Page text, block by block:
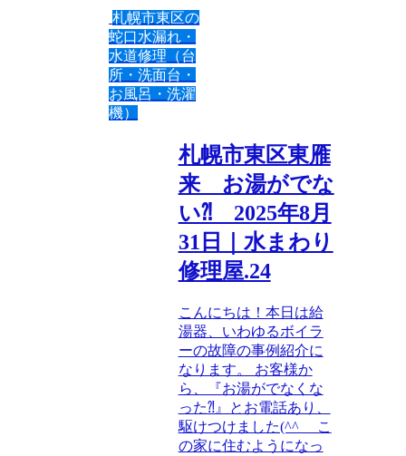
札幌市東区の
蛇口水漏れ・
水道修理（台
所・洗面台・
お風呂・洗濯
機）
札幌市東区東雁
来 お湯がでな
い⁈ 2025年8月
31日｜水まわり
修理屋.24
こんにちは！本日は給
湯器、いわゆるボイラ
ーの故障の事例紹介に
なります。 お客様か
ら、『お湯がでなくな
った⁈』とお電話あり、
駆けつけました(^^ゞ こ
の家に住むようになっ